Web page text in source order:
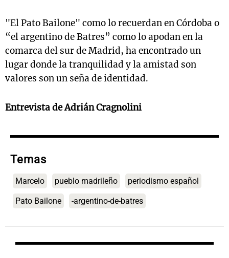
"El Pato Bailone" como lo recuerdan en Córdoba o
“el argentino de Batres” como lo apodan en la
comarca del sur de Madrid, ha encontrado un
lugar donde la tranquilidad y la amistad son
valores son un seña de identidad.
Entrevista de Adrián Cragnolini
Temas
Marcelo pueblo madrileño periodismo español
Pato Bailone -argentino-de-batres